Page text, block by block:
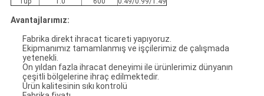
Avantajlarımız:
Fabrika direkt ihracat ticareti yapıyoruz.
Ekipmanımız tamamlanmış ve işçilerimiz de çalışmada
yetenekli.
On yıldan fazla ihracat deneyimi ile ürünlerimiz dünyanın
çeşitli bölgelerine ihraç edilmektedir.
Ürün kalitesinin sıkı kontrolü